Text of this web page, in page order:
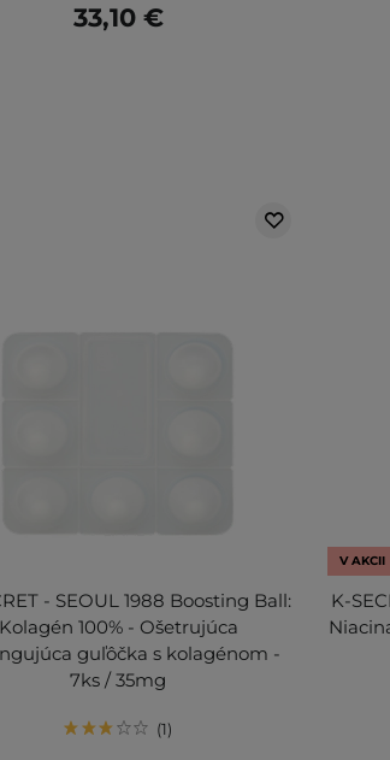
33,10 €
- SEOUL 1988 Boosting Ball:
Kolagén 100% - Ošetrujúca
guľôčka s kolagénom -
7ks / 35mg
1
V AKCII
K-